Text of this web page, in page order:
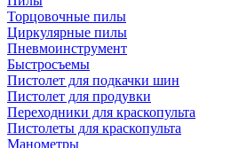
Торцовочные пилы
Циркулярные пилы
Пневмоинструмент
Быстросъемы
Пистолет для подкачки шин
Пистолет для продувки
Переходники для краскопульта
Пистолеты для краскопульта
Манометры